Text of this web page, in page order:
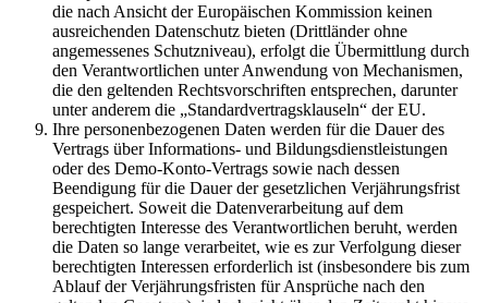
die nach Ansicht der Europäischen Kommission keinen
ausreichenden Datenschutz bieten (Drittländer ohne
angemessenes Schutzniveau), erfolgt die Übermittlung durch
den Verantwortlichen unter Anwendung von Mechanismen,
die den geltenden Rechtsvorschriften entsprechen, darunter
unter anderem die „Standardvertragsklauseln“ der EU.
Ihre personenbezogenen Daten werden für die Dauer des
Vertrags über Informations- und Bildungsdienstleistungen
oder des Demo-Konto-Vertrags sowie nach dessen
Beendigung für die Dauer der gesetzlichen Verjährungsfrist
gespeichert. Soweit die Datenverarbeitung auf dem
berechtigten Interesse des Verantwortlichen beruht, werden
die Daten so lange verarbeitet, wie es zur Verfolgung dieser
berechtigten Interessen erforderlich ist (insbesondere bis zum
Ablauf der Verjährungsfristen für Ansprüche nach den